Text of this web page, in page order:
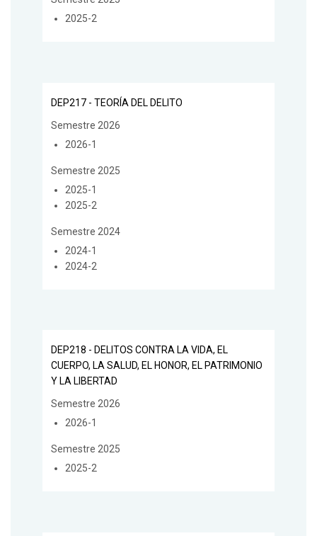
2025-2
DEP217 - TEORÍA DEL DELITO
Semestre 2026
2026-1
Semestre 2025
2025-1
2025-2
Semestre 2024
2024-1
2024-2
DEP218 - DELITOS CONTRA LA VIDA, EL
CUERPO, LA SALUD, EL HONOR, EL PATRIMONIO
Y LA LIBERTAD
Semestre 2026
2026-1
Semestre 2025
2025-2